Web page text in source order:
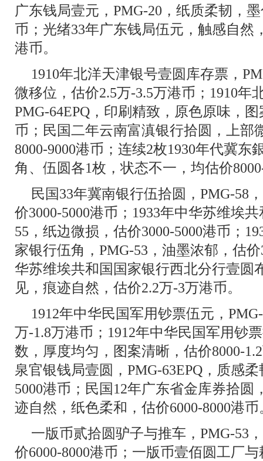
广东钱局壹元，PMG-20，纸质柔韧，
币；光绪33年广东钱局伍元，触感自然
港币。
1910年北洋天津银号壹圆库存票，
微移位，估价2.5万-3.5万港币；1910年
PMG-64EPQ，印刷精致，原色原味，
币；民国二年云南富滇银行拾圆，上部
8000-9000港币；连续2枚1930年代冀东
角、伍圆各1枚，状态不一，均估价
民国33年冀南银行伍拾圆，PMG-58
价3000-5000港币；1933年中华苏维埃
55，纸边微损，估价3000-5000港币；
家银行伍角，PMG-53，油墨浓郁，估
华苏维埃共和国国家银行西北分行壹圆
见，痕迹自然，估价2.2万-3万港币。
1912年中华民国军用钞票伍元，
万-1.8万港币；1912年中华民国军用钞
数，厚度均匀，图案清晰，估价8000-
泉官银钱局壹圆，PMG-63EPQ，质感
5000港币；民国12年广东省金库券拾圆
迹自然，纸色柔和，估价6000-8000港币
一版币贰拾圆驴子与推车，PMG-53
价6000-8000港币；一版币壹佰圆工厂